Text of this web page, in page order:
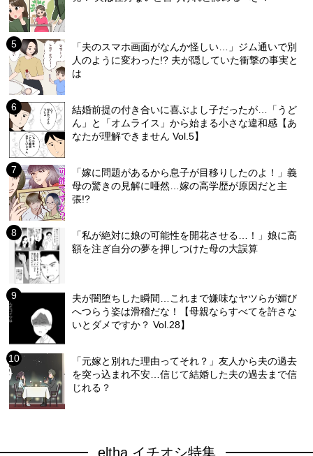
「夫のスマホ画面がなんか怪しい…」ジム通いで別
人のように変わった!? 夫が隠していた衝撃の事実と
は
結婚前提の付き合いに喜ぶよし子だったが…「うど
ん」と「オムライス」から始まる小さな違和感【あ
なたが理解できません Vol.5】
「嫁に問題があるから息子が目移りしたのよ！」義
母の驚きの見解に唖然…嫁の高学歴が原因だと主
張!?
「私が絶対に娘の可能性を開花させる…！」娘に高
額を注ぎ自分の夢を押しつけた母の大誤算
夫が闇堕ちした瞬間…これまで嫌味なヤツらが媚び
へつらう姿は滑稽だな！【母親ならすべてを許さな
いとダメですか？ Vol.28】
「元嫁と別れた理由ってそれ？」友人から夫の過去
を突っ込まれ不安…信じて結婚した夫の過去まで信
じれる？
eltha イチオシ特集